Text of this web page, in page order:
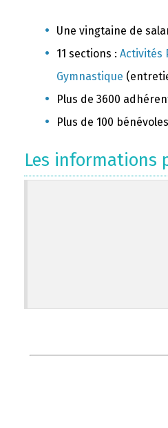
Une vingtaine de
11 sections : Activités
Gymnastique
Plus de 3600
Plus de 100 bénévoles
Les informations